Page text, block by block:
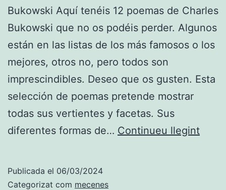
Bukowski Aquí tenéis 12 poemas de Charles
Bukowski que no os podéis perder. Algunos
están en las listas de los más famosos o los
mejores, otros no, pero todos son
imprescindibles. Deseo que os gusten. Esta
selección de poemas pretende mostrar
todas sus vertientes y facetas. Sus
diferentes formas de… Continueu llegint12
Publicada el 06/03/2024
Categorizat com mecenes